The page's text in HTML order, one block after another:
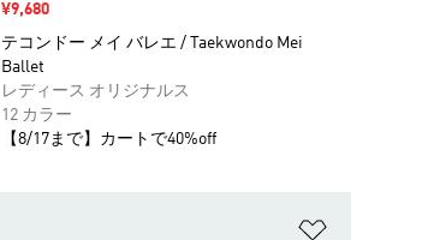
セール価格
¥9,680
テコンドー メイ バレエ / Taekwondo Mei
Ballet
レディース オリジナルス
12 カラー
【8/17まで】カートで40%off